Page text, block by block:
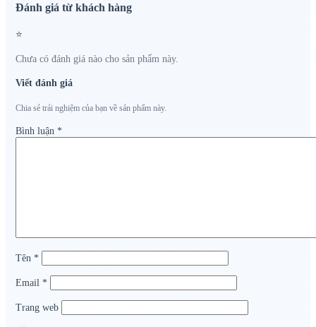
Đánh giá từ khách hàng
⭐
Chưa có đánh giá nào cho sản phẩm này.
Viết đánh giá
Chia sẻ trải nghiệm của bạn về sản phẩm này.
Bình luận *
Tên *
Email *
Trang web